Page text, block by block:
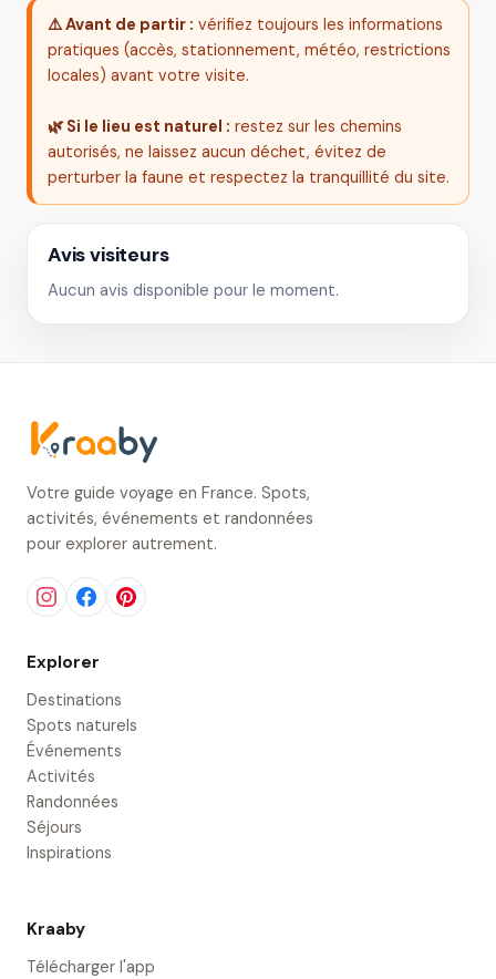
⚠️ Avant de partir : vérifiez toujours les informations
pratiques (accès, stationnement, météo, restrictions
locales) avant votre visite.
🌿 Si le lieu est naturel : restez sur les chemins
autorisés, ne laissez aucun déchet, évitez de
perturber la faune et respectez la tranquillité du site.
Avis visiteurs
Aucun avis disponible pour le moment.
Votre guide voyage en France. Spots,
activités, événements et randonnées
pour explorer autrement.
Explorer
Destinations
Spots naturels
Événements
Activités
Randonnées
Séjours
Inspirations
Kraaby
Télécharger l'app